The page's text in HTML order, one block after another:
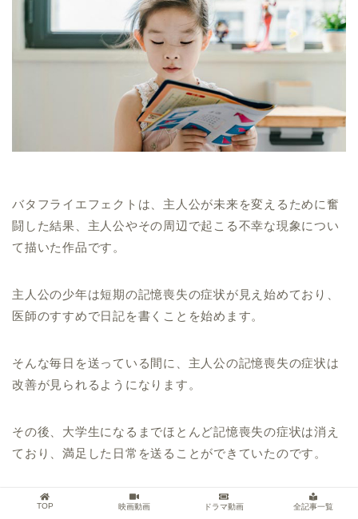
バタフライエフェクトは、主人公が未来を変えるために奮
闘した結果、主人公やその周辺で起こる不幸な現象につい
て描いた作品です。
主人公の少年は短期の記憶喪失の症状が見え始めており、
医師のすすめで日記を書くことを始めます。
そんな毎日を送っている間に、主人公の記憶喪失の症状は
改善が見られるようになります。
その後、大学生になるまでほとんど記憶喪失の症状は消え
ており、満足した日常を送ることができていたのです。
主人公はその頃になると、自分が日記を書いてきた期間で
TOP 映画動画 ドラマ動画 全記事一覧